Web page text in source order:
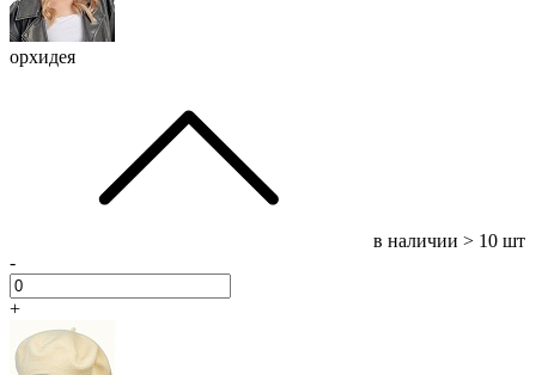
орхидея
в наличии > 10 шт
-
+